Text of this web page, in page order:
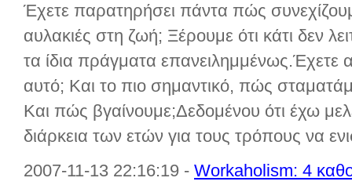
Έχετε παρατηρήσει πάντα πώς
αυλακιές στη ζωή; Ξέρουμε ότι κάτι δεν
τα ίδια πράγματα επανειλημμένως.Έχετε
αυτό; Και το πιο σημαντικό, πώς
Και πώς βγαίνουμε;Δεδομένου ότι έχω
διάρκεια των ετών για τους τρόπους να
2007-11-13 22:16:19 - Workaholism: 4